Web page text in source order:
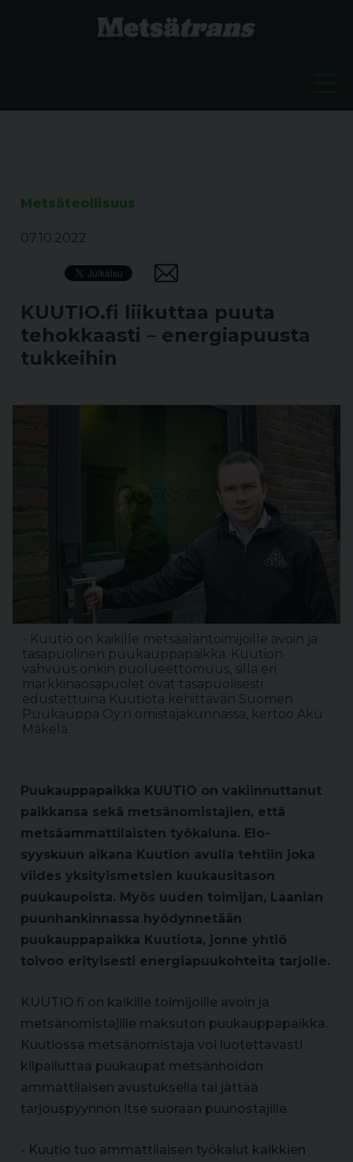
Metsäteollisuus
07.10.2022
KUUTIO.fi liikuttaa puuta
tehokkaasti – energiapuusta
tukkeihin
- Kuutio on kaikille metsäalantoimijoille avoin ja
tasapuolinen puukauppapaikka. Kuution
vahvuus onkin puolueettomuus, sillä eri
markkinaosapuolet ovat tasapuolisesti
edustettuina Kuutiota kehittävän Suomen
Puukauppa Oy:n omistajakunnassa, kertoo Aku
Mäkelä.
Puukauppapaikka KUUTIO on vakiinnuttanut
paikkansa sekä metsänomistajien, että
metsäammattilaisten työkaluna. Elo-
syyskuun aikana Kuution avulla tehtiin joka
viides yksityismetsien kuukausitason
puukaupoista. Myös uuden toimijan, Laanian
puunhankinnassa hyödynnetään
puukauppapaikka Kuutiota, jonne yhtiö
toivoo erityisesti energiapuukohteita tarjolle.
KUUTIO.fi on kaikille toimijoille avoin ja
metsänomistajille maksuton puukauppapaikka.
Kuutiossa metsänomistaja voi luotettavasti
kilpailuttaa puukaupat metsänhoidon
ammattilaisen avustuksella tai jättää
tarjouspyynnön itse suoraan puunostajille.
- Kuutio tuo ammattilaisen työkalut kaikkien